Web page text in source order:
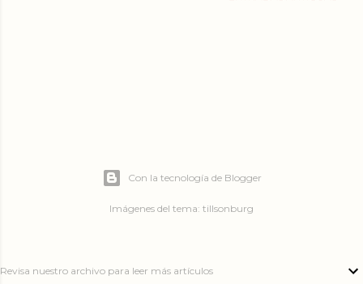
Con la tecnología de Blogger
Imágenes del tema: tillsonburg
Revisa nuestro archivo para leer más artículos